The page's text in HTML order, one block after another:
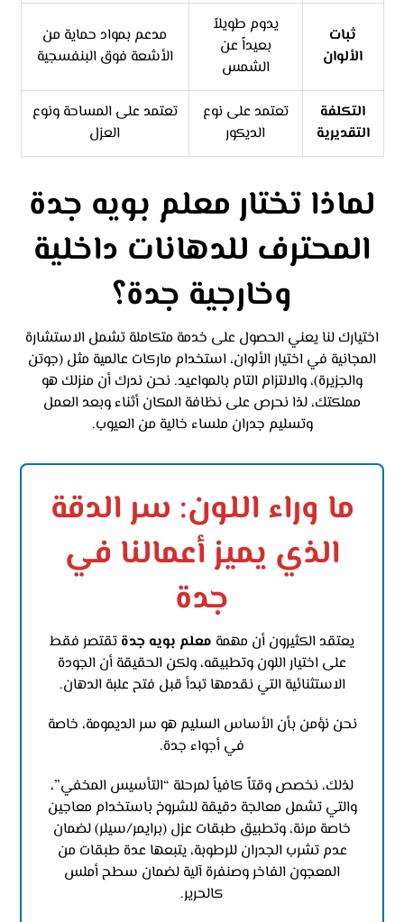
ثبات
الألوان
يدوم طويلاً
بعيداً عن
الشمس
مدعم بمواد حماية من
الأشعة فوق البنفسجية
التكلفة
التقديرية
تعتمد على نوع
الديكور
تعتمد على المساحة ونوع
العزل
لماذا تختار معلم بويه جدة
المحترف للدهانات داخلية
وخارجية جدة؟
اختيارك لنا يعني الحصول على خدمة متكاملة تشمل الاستشارة
المجانية في اختيار الألوان، استخدام ماركات عالمية مثل (جوتن
والجزيرة)، والالتزام التام بالمواعيد. نحن ندرك أن منزلك هو
مملكتك، لذا نحرص على نظافة المكان أثناء وبعد العمل
وتسليم جدران ملساء خالية من العيوب.
ما وراء اللون: سر الدقة
الذي يميز أعمالنا في
جدة
يعتقد الكثيرون أن مهمة معلم بويه جدة تقتصر فقط
على اختيار اللون وتطبيقه، ولكن الحقيقة أن الجودة
الاستثنائية التي نقدمها تبدأ قبل فتح علبة الدهان.
نحن نؤمن بأن الأساس السليم هو سر الديمومة، خاصة
في أجواء جدة.
لذلك، نخصص وقتاً كافياً لمرحلة “التأسيس المخفي”،
والتي تشمل معالجة دقيقة للشروخ باستخدام معاجين
خاصة مرنة، وتطبيق طبقات عزل (برايمر/سيلر) لضمان
عدم تشرب الجدران للرطوبة، يتبعها عدة طبقات من
المعجون الفاخر وصنفرة آلية لضمان سطح أملس
كالحرير.